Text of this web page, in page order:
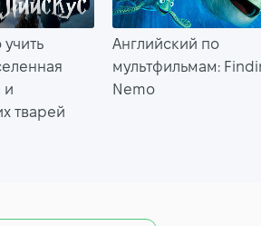
и
тварей
Английский по
мультфильмам:
Nemo